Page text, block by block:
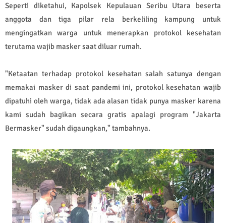
Seperti diketahui, Kapolsek Kepulauan Seribu Utara beserta
anggota dan tiga pilar rela berkeliling kampung untuk
mengingatkan warga untuk menerapkan protokol kesehatan
terutama wajib masker saat diluar rumah.
"Ketaatan terhadap protokol kesehatan salah satunya dengan
memakai masker di saat pandemi ini, protokol kesehatan wajib
dipatuhi oleh warga, tidak ada alasan tidak punya masker karena
kami sudah bagikan secara gratis apalagi program "Jakarta
Bermasker" sudah digaungkan," tambahnya.